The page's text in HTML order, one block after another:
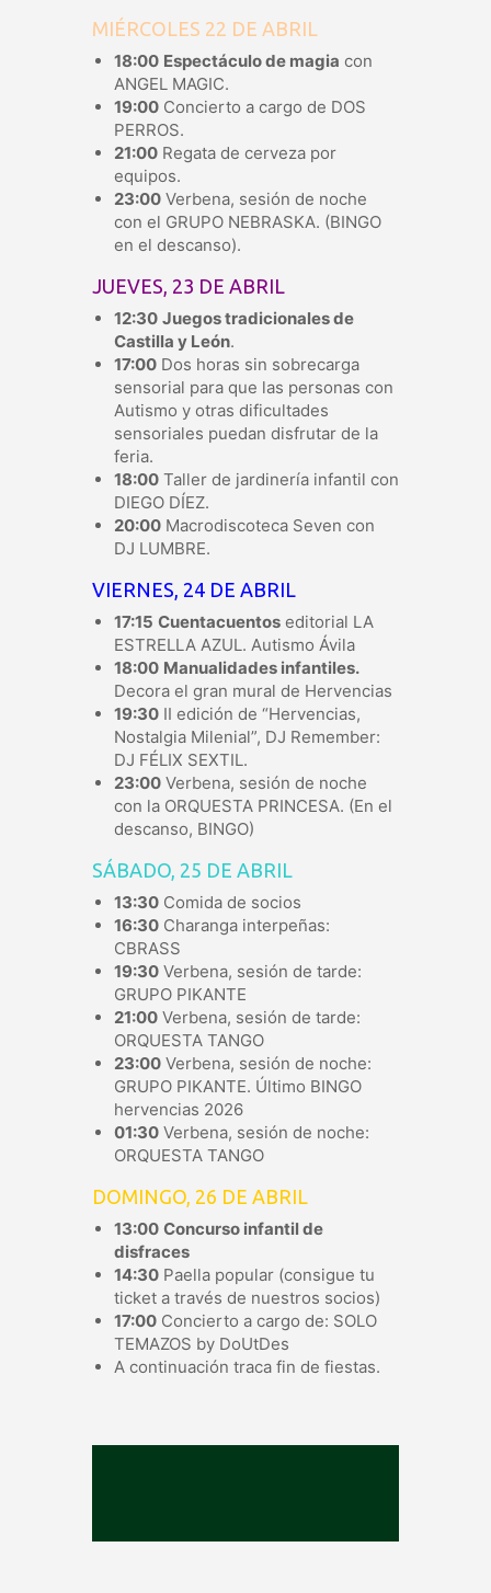
MIÉRCOLES 22 DE ABRIL
18:00 Espectáculo de magia con
ANGEL MAGIC.
19:00 Concierto a cargo de DOS
PERROS.
21:00 Regata de cerveza por
equipos.
23:00 Verbena, sesión de noche
con el GRUPO NEBRASKA. (BINGO
en el descanso).
JUEVES, 23 DE ABRIL
12:30 Juegos tradicionales de
Castilla y León.
17:00 Dos horas sin sobrecarga
sensorial para que las personas con
Autismo y otras dificultades
sensoriales puedan disfrutar de la
feria.
18:00 Taller de jardinería infantil con
DIEGO DÍEZ.
20:00 Macrodiscoteca Seven con
DJ LUMBRE.
VIERNES, 24 DE ABRIL
17:15 Cuentacuentos editorial LA
ESTRELLA AZUL. Autismo Ávila
18:00 Manualidades infantiles.
Decora el gran mural de Hervencias
19:30 II edición de “Hervencias,
Nostalgia Milenial”, DJ Remember:
DJ FÉLIX SEXTIL.
23:00 Verbena, sesión de noche
con la ORQUESTA PRINCESA. (En el
descanso, BINGO)
SÁBADO, 25 DE ABRIL
13:30 Comida de socios
16:30 Charanga interpeñas:
CBRASS
19:30 Verbena, sesión de tarde:
GRUPO PIKANTE
21:00 Verbena, sesión de tarde:
ORQUESTA TANGO
23:00 Verbena, sesión de noche:
GRUPO PIKANTE. Último BINGO
hervencias 2026
01:30 Verbena, sesión de noche:
ORQUESTA TANGO
DOMINGO, 26 DE ABRIL
13:00 Concurso infantil de
disfraces
14:30 Paella popular (consigue tu
ticket a través de nuestros socios)
17:00 Concierto a cargo de: SOLO
TEMAZOS by DoUtDes
A continuación traca fin de fiestas.